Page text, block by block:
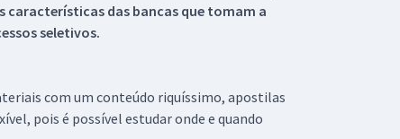
características das bancas que tomam a
seletivos.
com um conteúdo riquíssimo, apostilas
pois é possível estudar onde e quando